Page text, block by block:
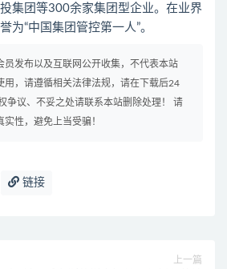
集团等300余家集团型企业。在业界
为“中国集团管控第一人”。
员发布以及互联网公开收集，不代表本站
用，请遵循相关法律法规，请在下载后24
争议、不妥之处请联系本站删除处理！ 请
性，避免上当受骗！
链接
上一篇